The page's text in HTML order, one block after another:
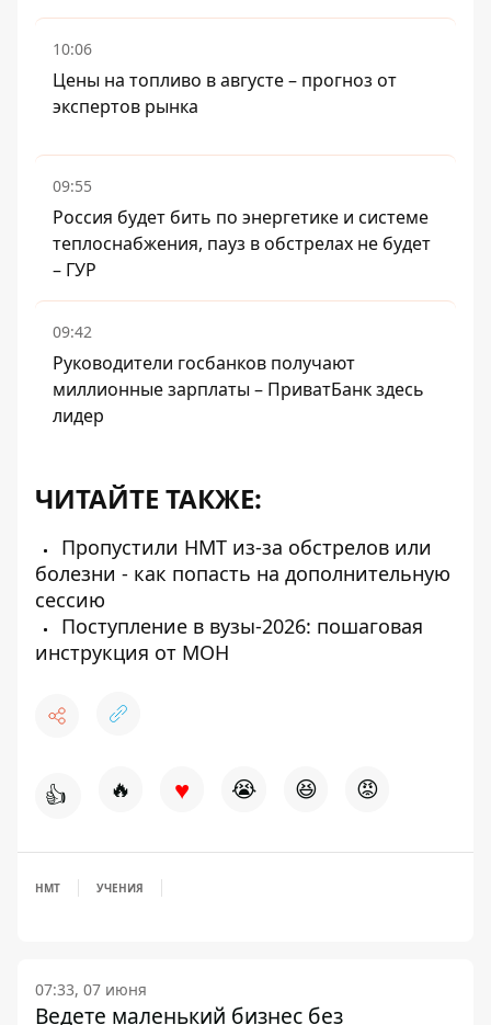
10:06
Цены на топливо в августе – прогноз от
экспертов рынка
09:55
Россия будет бить по энергетике и системе
теплоснабжения, пауз в обстрелах не будет
– ГУР
09:42
Руководители госбанков получают
миллионные зарплаты – ПриватБанк здесь
лидер
ЧИТАЙТЕ ТАКЖЕ:
Пропустили НМТ из-за обстрелов или
болезни - как попасть на дополнительную
сессию
Поступление в вузы-2026: пошаговая
инструкция от МОН
👍 🔥 ♥ 😭 😆 😡
НМТ УЧЕНИЯ
07:33, 07 июня
Ведете маленький бизнес без